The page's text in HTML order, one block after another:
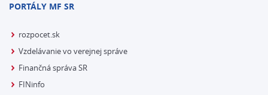
PORTÁLY MF SR
rozpocet.sk
Vzdelávanie vo verejnej správe
Finančná správa SR
FINinfo